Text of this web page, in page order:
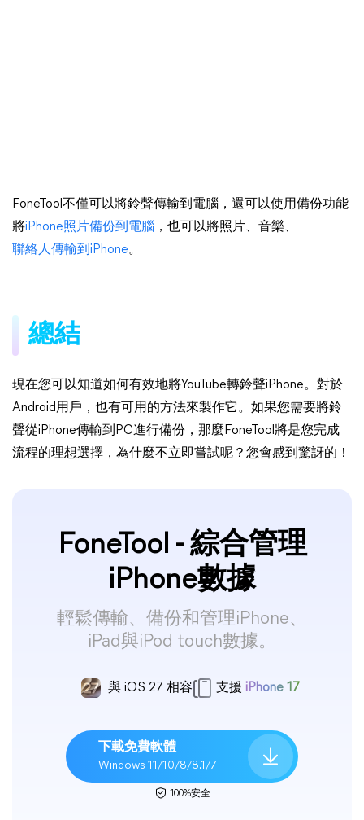
FoneTool不僅可以將鈴聲傳輸到電腦，還可以使用備份功能
將iPhone照片備份到電腦 ，也可以將照片、音樂、
聯絡人傳輸到iPhone。
總結
現在您可以知道如何有效地將YouTube轉鈴聲iPhone。對於
Android用戶，也有可用的方法來製作它。如果您需要將鈴
聲從iPhone傳輸到PC進行備份，那麼FoneTool將是您完成
流程的理想選擇，為什麼不立即嘗試呢？您會感到驚訝的！
FoneTool - 綜合管理
iPhone數據
輕鬆傳輸、備份和管理iPhone、
iPad與iPod touch數據。
與 iOS 27 相容 支援 iPhone 17
下載免費軟體
Windows 11/10/8/8.1/7
100%安全